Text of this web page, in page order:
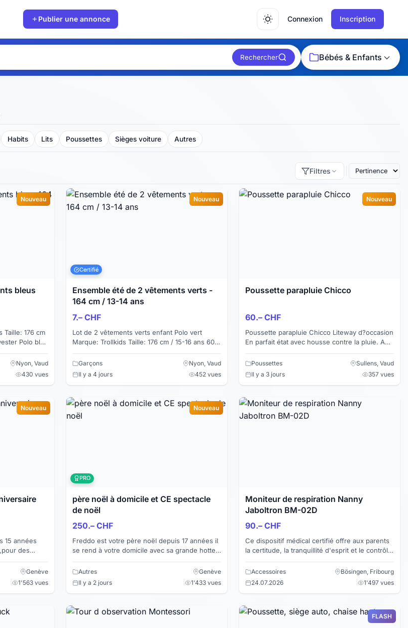
Publier une annonce Connexion Inscription
Rechercher Bébés & Enfants
Habits Lits Poussettes Sièges voiture Autres
Filtres
Nouveau
bleus
bleu
Nyon, Vaud
430 vues
Nouveau
Certifié
Ensemble été de 2 vêtements verts -
164 cm / 13-14 ans
7.– CHF
Lot de 2 vêtements verts enfant Polo vert
Marque: Trollkids Taille: 176 cm / 15-16 ans 60%
capuche ...
Garçons
Nyon, Vaud
Il y a 4 jours
452 vues
Nouveau
Poussette parapluie Chicco
60.– CHF
Poussette parapluie Chicco Liteway d?occasion
En parfait état avec housse contre la pluie. A
Poussettes
Sullens, Vaud
Il y a 3 jours
357 vues
Nouveau
15 années
des
Gex et
Genève
1'563 vues
Nouveau
PRO
père noël à domicile et CE spectacle
de noël
250.– CHF
Freddo est votre père noël depuis 17 années il
se rend à votre domicile avec sa grande hotte
afin de distribuer vos cadeaux ,distribuer ses
chocolats ...
Autres
Genève
Il y a 2 jours
1'433 vues
Moniteur de respiration Nanny
Jaboltron BM-02D
90.– CHF
Ce dispositif médical certifié offre aux parents
la certitude, la tranquillité d'esprit et le contrôle
de la bonne respiration de leur bébé. Il survei...
Accessoires
Bösingen, Fribourg
24.07.2026
1'497 vues
FLASH